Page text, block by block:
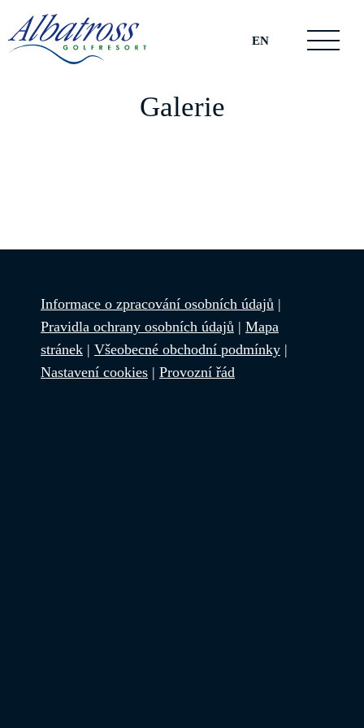
EN
Galerie
Informace o zpracování osobních údajů |
Pravidla ochrany osobních údajů | Mapa
stránek | Všeobecné obchodní podmínky |
Nastavení cookies | Provozní řád